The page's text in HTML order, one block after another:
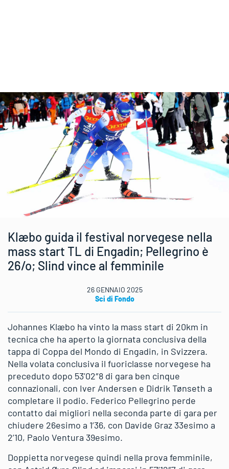
Klæbo guida il festival norvegese nella
mass start TL di Engadin; Pellegrino è
26/o; Slind vince al femminile
26 GENNAIO 2025
Sci di Fondo
Johannes Klæbo ha vinto la mass start di 20km in
tecnica che ha aperto la giornata conclusiva della
tappa di Coppa del Mondo di Engadin, in Svizzera.
Nella volata conclusiva il fuoriclasse norvegese ha
preceduto dopo 53’02″8 di gara ben cinque
connazionali, con Iver Andersen e Didrik Tønseth a
completare il podio. Federico Pellegrino perde
contatto dai migliori nella seconda parte di gara per
chiudere 26esimo a 1’36, con Davide Graz 33esimo a
2’10, Paolo Ventura 39esimo.
Doppietta norvegese quindi nella prova femminile,